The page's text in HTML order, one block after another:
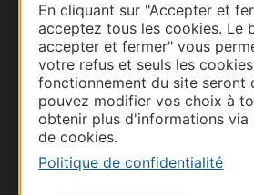
En cliquant sur "Accepter et
acceptez tous les cookies. Le
accepter et fermer" vous
votre refus et seuls les
fonctionnement du site seront
pouvez modifier vos choix à
obtenir plus d'informations
de cookies.
Politique de confidentialité
Thermalisme
Business/Mice
Pros d'Occitanie
Site presse et d'influence